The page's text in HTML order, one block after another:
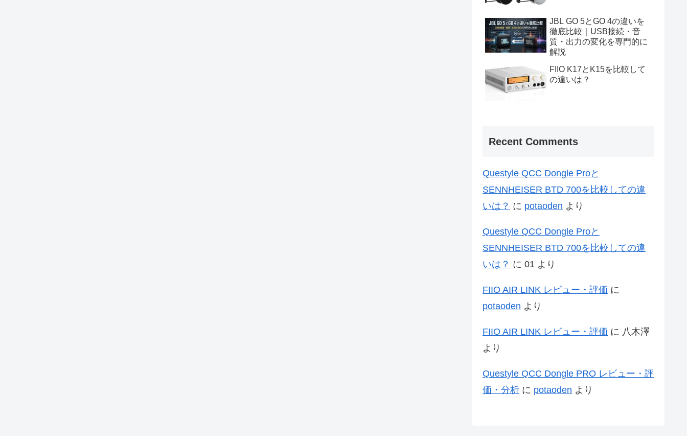
JBL GO 5とGO 4の違いを
徹底比較｜USB接続・音
質・出力の変化を専門的に
解説
FIIO K17とK15を比較して
の違いは？
Recent Comments
Questyle QCC Dongle Proと
SENNHEISER BTD 700を比較しての違
いは？ に potaoden より
Questyle QCC Dongle Proと
SENNHEISER BTD 700を比較しての違
いは？ に 01 より
FIIO AIR LINK レビュー・評価 に
potaoden より
FIIO AIR LINK レビュー・評価 に 八木澤
より
Questyle QCC Dongle PRO レビュー・評
価・分析 に potaoden より